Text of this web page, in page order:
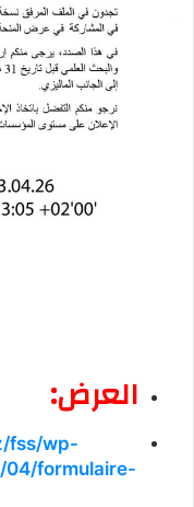
العرض:
fss/wp-
04/formulaire-